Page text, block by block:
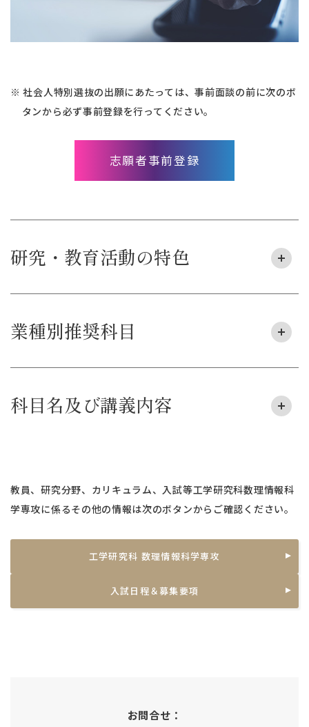
※ 社会人特別選抜の出願にあたっては、事前面談の前に次のボ
タンから必ず事前登録を行ってください。
志願者事前登録
研究・教育活動の特色
業種別推奨科目
科目名及び講義内容
教員、研究分野、カリキュラム、入試等工学研究科数理情報科
学専攻に係るその他の情報は次のボタンからご確認ください。
工学研究科 数理情報科学専攻
入試日程＆募集要項
お問合せ：